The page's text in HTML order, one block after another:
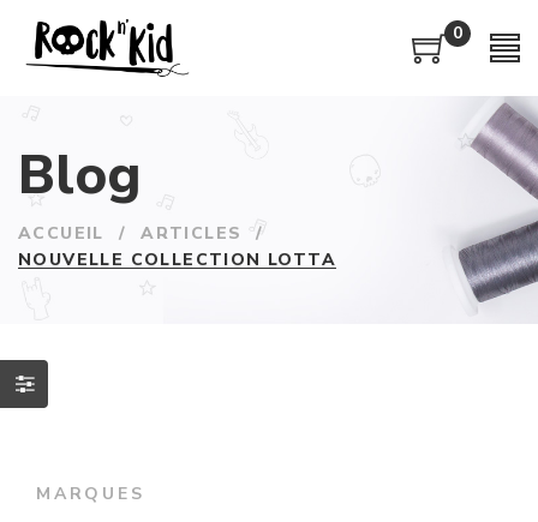
0
Blog
ACCUEIL / ARTICLES
/
NOUVELLE COLLECTION LOTTA
MARQUES